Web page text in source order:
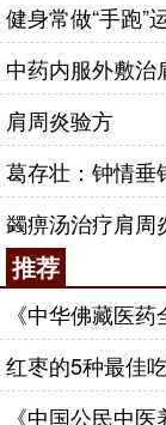
健身常做“手跑”
中药内服外敷治
肩周炎验方
葛存壮：钟情垂
蠲痹汤治疗肩周
推荐
《中华佛藏医
红枣的5种最佳
《中国公民中